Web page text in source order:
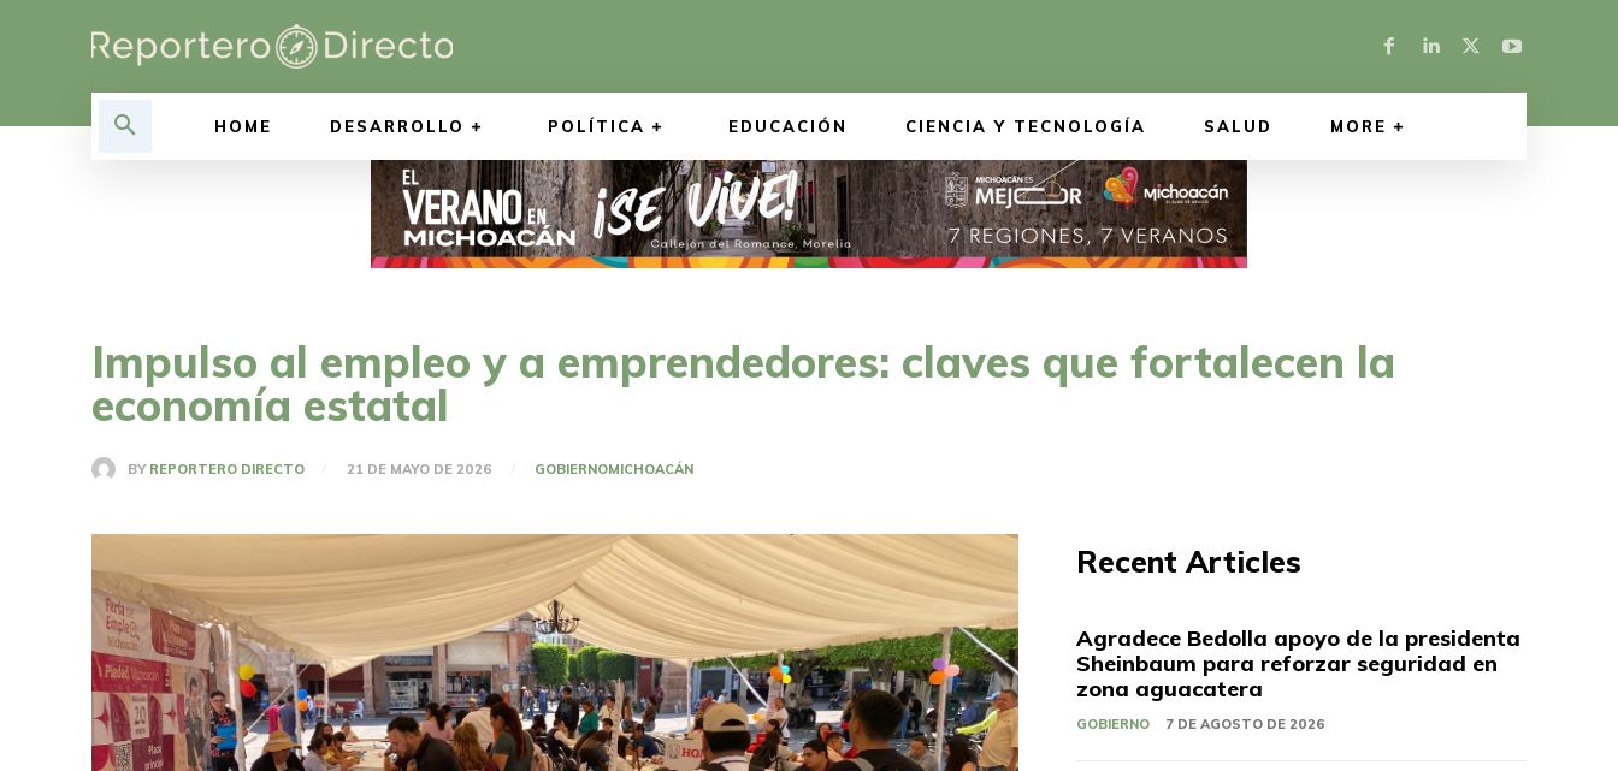
HOME DESARROLLO POLÍTICA EDUCACIÓN CIENCIA Y TECNOLOGÍA SALUD MORE
Impulso al empleo y a emprendedores: claves que fortalecen la
economía estatal
BY REPORTERO DIRECTO 21 DE MAYO DE 2026 GOBIERNOMICHOACÁN
Recent Articles
Agradece Bedolla apoyo de la presidenta
Sheinbaum para reforzar seguridad en
zona aguacatera
GOBIERNO 7 DE AGOSTO DE 2026